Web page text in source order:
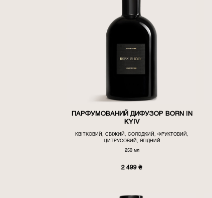
ПАРФУМОВАНИЙ ДИФУЗОР BORN IN
KYIV
КВІТКОВИЙ, СВІЖИЙ, СОЛОДКИЙ, ФРУКТОВИЙ,
ЦИТРУСОВИЙ, ЯГІДНИЙ
250 мл
2 499₴